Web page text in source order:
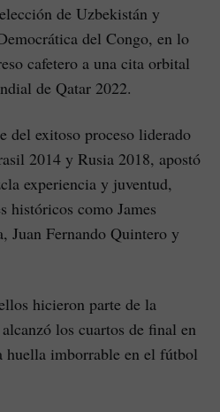
de Uzbekistán y
del Congo, en lo
cafetero a una cita orbital
de Qatar 2022.
del exitoso proceso liderado
2014 y Rusia 2018, apostó
experiencia y juventud,
históricos como James
Juan Fernando Quintero y
hicieron parte de la
los cuartos de final en
huella imborrable en el fútbol